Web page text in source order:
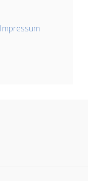
Impressum